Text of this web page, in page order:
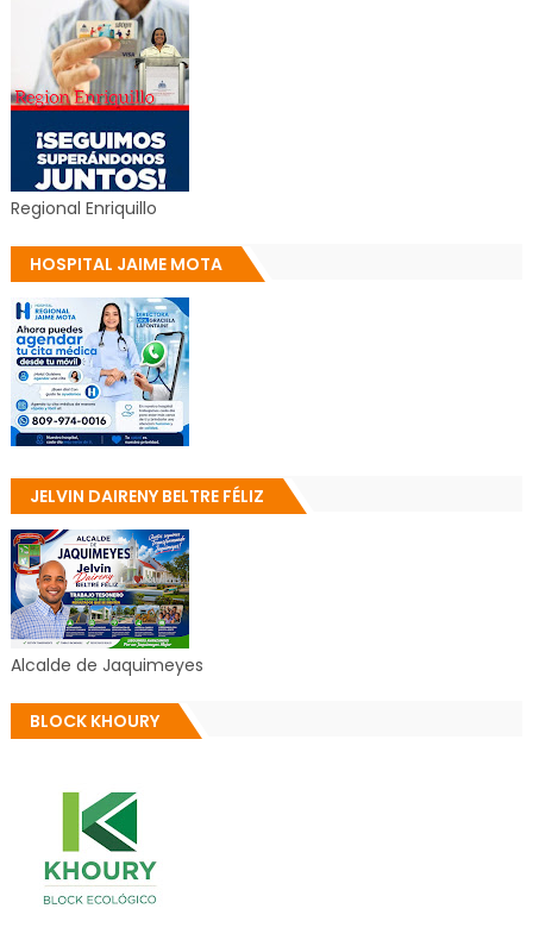
Regional Enriquillo
HOSPITAL JAIME MOTA
JELVIN DAIRENY BELTRE FÉLIZ
Alcalde de Jaquimeyes
BLOCK KHOURY